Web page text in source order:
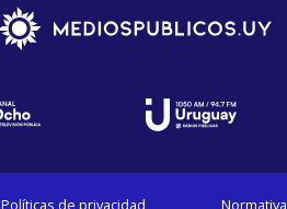
Políticas de privacidad Normativa